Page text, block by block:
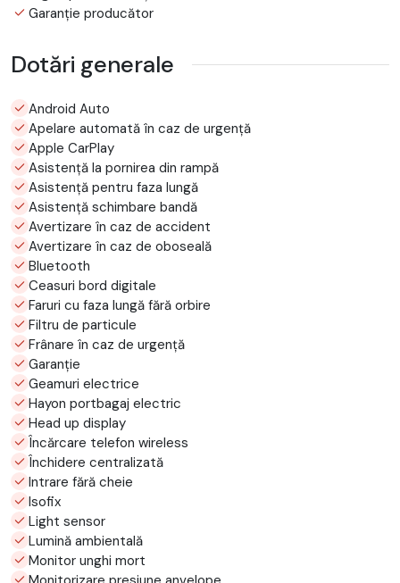
Garanție producător
Dotări generale
Android Auto
Apelare automată în caz de urgență
Apple CarPlay
Asistență la pornirea din rampă
Asistență pentru faza lungă
Asistență schimbare bandă
Avertizare în caz de accident
Avertizare în caz de oboseală
Bluetooth
Ceasuri bord digitale
Faruri cu faza lungă fără orbire
Filtru de particule
Frânare în caz de urgență
Garanție
Geamuri electrice
Hayon portbagaj electric
Head up display
Încărcare telefon wireless
Închidere centralizată
Intrare fără cheie
Isofix
Light sensor
Lumină ambientală
Monitor unghi mort